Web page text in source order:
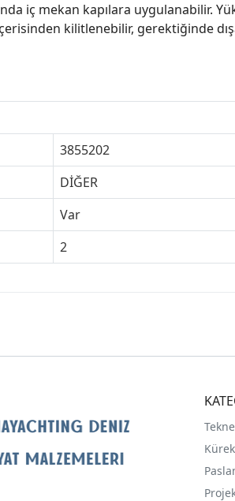
iç mekan kapılara uygulanabilir.
kilitlenebilir, gerektiğinde
3855202
DİĞER
Var
2